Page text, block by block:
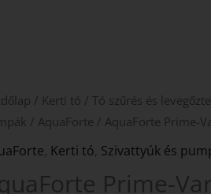
/ Kerti tó /Tó szűrés és
/ AquaForte / AquaForte Prime-
Kerti tó Szivattyúk és
Prime-